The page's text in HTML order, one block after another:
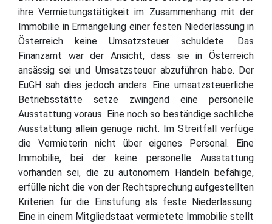
ihre Vermietungstätigkeit im Zusammenhang mit der
Immobilie in Ermangelung einer festen Niederlassung in
Österreich keine Umsatzsteuer schuldete. Das
Finanzamt war der Ansicht, dass sie in Österreich
ansässig sei und Umsatzsteuer abzuführen habe. Der
EuGH sah dies jedoch anders. Eine umsatzsteuerliche
Betriebsstätte setze zwingend eine personelle
Ausstattung voraus. Eine noch so beständige sachliche
Ausstattung allein genüge nicht. Im Streitfall verfüge
die Vermieterin nicht über eigenes Personal. Eine
Immobilie, bei der keine personelle Ausstattung
vorhanden sei, die zu autonomem Handeln befähige,
erfülle nicht die von der Rechtsprechung aufgestellten
Kriterien für die Einstufung als feste Niederlassung.
Eine in einem Mitgliedstaat vermietete Immobilie stellt